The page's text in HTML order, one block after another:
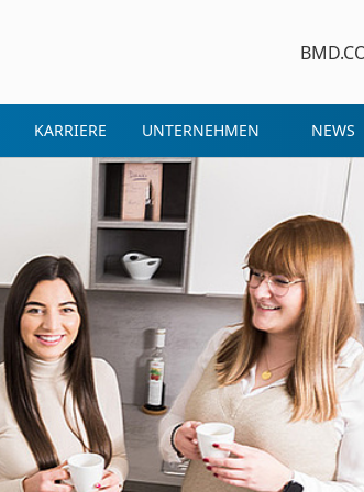
KARRIERE UNTERNEHMEN NEWS